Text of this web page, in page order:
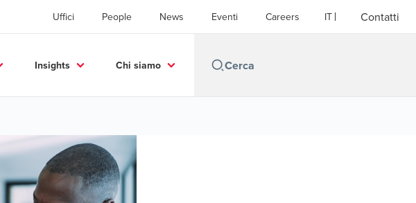
Uffici People News Eventi Careers IT Contatti
Insights Chi siamo